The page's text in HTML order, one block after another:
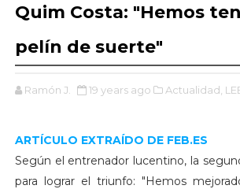
Quim Costa: "Hemos
pelín de suerte"
Ramón J. 19 years ago Actualidad,
ARTÍCULO EXTRAÍDO DE FEB.ES
Según el entrenador lucentino, la
para lograr el triunfo: "Hemos